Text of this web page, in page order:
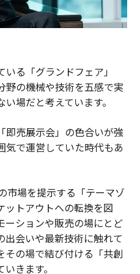
いる「グランドフェア」
野の機械や技術を五感で実
場だと考えています。
即売展示会」の色合いが強
気で運営していた時代もあ
市場を提示する「テーマゾ
ットアウトへの転換を図
ーションや販売の場にとど
出会いや最新技術に触れて
その場で結び付ける「共創
きます。